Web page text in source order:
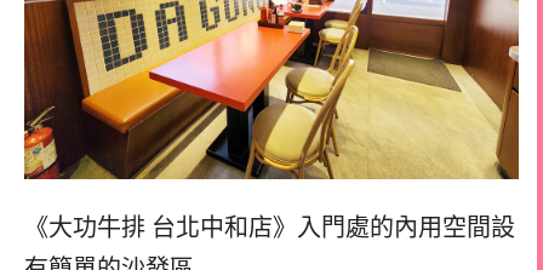
《大功牛排 台北中和店》入門處的內用空間設